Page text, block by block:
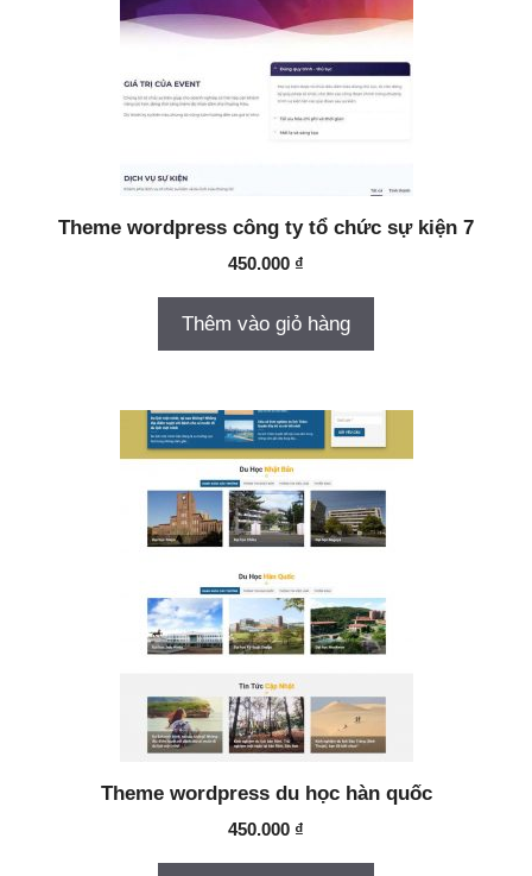
Theme wordpress công ty tổ chức sự kiện 7
450.000 ₫
Thêm vào giỏ hàng
Theme wordpress du học hàn quốc
450.000 ₫